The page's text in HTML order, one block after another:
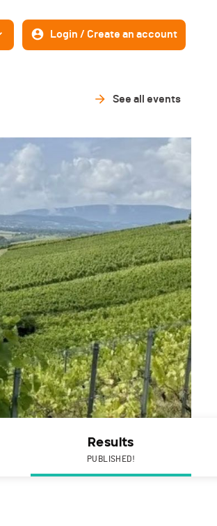
Login / Create an account
See all events
Results
PUBLISHED!